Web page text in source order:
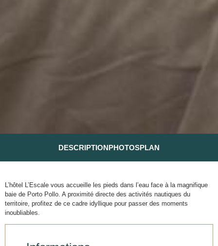
DESCRIPTIONPHOTOSPLAN
L’hôtel L’Escale vous accueille les pieds dans l’eau face à la magnifique
baie de Porto Pollo. A proximité directe des activités nautiques du
territoire, profitez de ce cadre idyllique pour passer des moments
inoubliables.